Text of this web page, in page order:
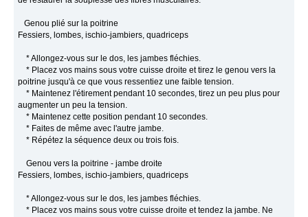
Genou plié sur la poitrine
Fessiers, lombes, ischio-jambiers, quadriceps
* Allongez-vous sur le dos, les jambes fléchies.
* Placez vos mains sous votre cuisse droite et tirez le genou vers la
poitrine jusqu'à ce que vous ressentiez une faible tension.
* Maintenez l'étirement pendant 10 secondes, tirez un peu plus pour
augmenter un peu la tension.
* Maintenez cette position pendant 10 secondes.
* Faites de même avec l'autre jambe.
* Répétez la séquence deux ou trois fois.
Genou vers la poitrine - jambe droite
Fessiers, lombes, ischio-jambiers, quadriceps
* Allongez-vous sur le dos, les jambes fléchies.
* Placez vos mains sous votre cuisse droite et tendez la jambe. Ne